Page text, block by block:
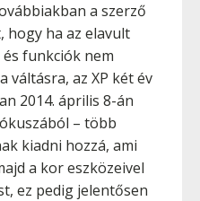
a szerző
hogy ha az elavult
funkciók nem
váltásra, az XP két év
2014. április 8-án
– több
kiadni hozzá, ami
a kor eszközeivel
ez pedig jelentősen